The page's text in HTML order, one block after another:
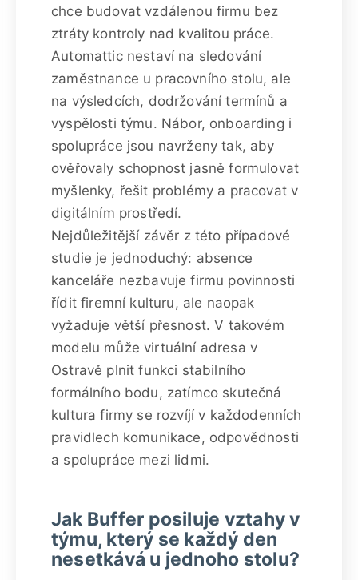
chce budovat vzdálenou firmu bez
ztráty kontroly nad kvalitou práce.
Automattic nestaví na sledování
zaměstnance u pracovního stolu, ale
na výsledcích, dodržování termínů a
vyspělosti týmu. Nábor, onboarding i
spolupráce jsou navrženy tak, aby
ověřovaly schopnost jasně formulovat
myšlenky, řešit problémy a pracovat v
digitálním prostředí.
Nejdůležitější závěr z této případové
studie je jednoduchý: absence
kanceláře nezbavuje firmu povinnosti
řídit firemní kulturu, ale naopak
vyžaduje větší přesnost. V takovém
modelu může virtuální adresa v
Ostravě plnit funkci stabilního
formálního bodu, zatímco skutečná
kultura firmy se rozvíjí v každodenních
pravidlech komunikace, odpovědnosti
a spolupráce mezi lidmi.
Jak Buffer posiluje vztahy v
týmu, který se každý den
nesetkává u jednoho stolu?